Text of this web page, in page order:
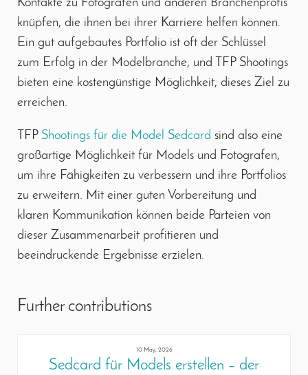
Kontakte zu Fotografen und anderen Branchenprofis
knüpfen, die ihnen bei ihrer Karriere helfen können.
Ein gut aufgebautes Portfolio ist oft der Schlüssel
zum Erfolg in der Modelbranche, und TFP Shootings
bieten eine kostengünstige Möglichkeit, dieses Ziel zu
erreichen.
TFP Shootings für die Model Sedcard sind also eine
großartige Möglichkeit für Models und Fotografen,
um ihre Fähigkeiten zu verbessern und ihre Portfolios
zu erweitern. Mit einer guten Vorbereitung und
klaren Kommunikation können beide Parteien von
dieser Zusammenarbeit profitieren und
beeindruckende Ergebnisse erzielen.
Further contributions
10 May, 2026
Sedcard für Models erstellen – der